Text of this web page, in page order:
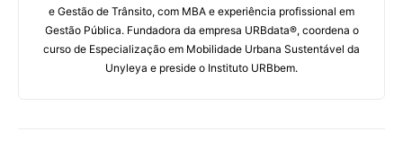
e Gestão de Trânsito, com MBA e experiência profissional em
Gestão Pública. Fundadora da empresa URBdata®, coordena o
curso de Especialização em Mobilidade Urbana Sustentável da
Unyleya e preside o Instituto URBbem.